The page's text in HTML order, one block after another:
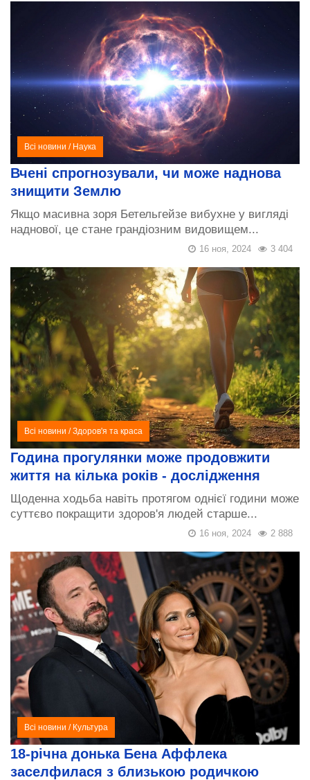
Всі новини / Наука
Вчені спрогнозували, чи може наднова
знищити Землю
Якщо масивна зоря Бетельгейзе вибухне у вигляді
наднової, це стане грандіозним видовищем...
3 404
16 ноя, 2024
Всі новини /Здоров'я та краса
Година прогулянки може продовжити
життя на кілька років - дослідження
Щоденна ходьба навіть протягом однієї години може
суттєво покращити здоров'я людей старше...
2 888
16 ноя, 2024
Всі новини / Культура
18-річна донька Бена Аффлека
заселфилася з близькою родичкою